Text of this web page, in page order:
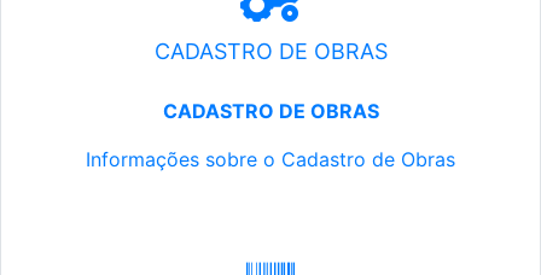
CADASTRO DE OBRAS
CADASTRO DE OBRAS
Informações sobre o Cadastro de Obras